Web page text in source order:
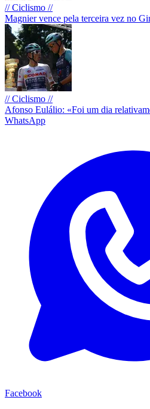
// Ciclismo //
Magnier vence pela terceira vez no
// Ciclismo //
Afonso Eulálio: «Foi um dia
WhatsApp
Facebook